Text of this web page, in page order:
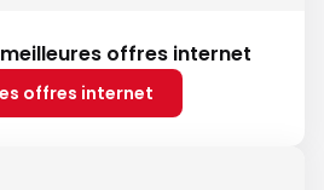
offres internet
offres internet